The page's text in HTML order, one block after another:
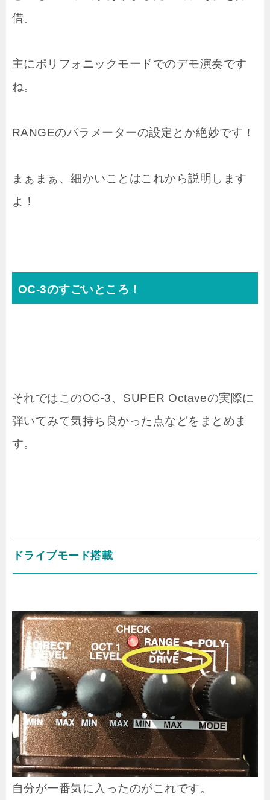
借。
主にポリフォニックモードでのデモ演奏です
ね。
RANGEのパラメーターの設定とか絶妙です！
まぁまぁ、細かいことはこれから説明します
よ！
OC-3のすごいところ！
それではこのOC-3、SUPER Octaveの実際に
弾いてみて気持ち良かった点などをまとめま
す。
ドライブモード搭載
自分が一番気に入ったのがこれです。